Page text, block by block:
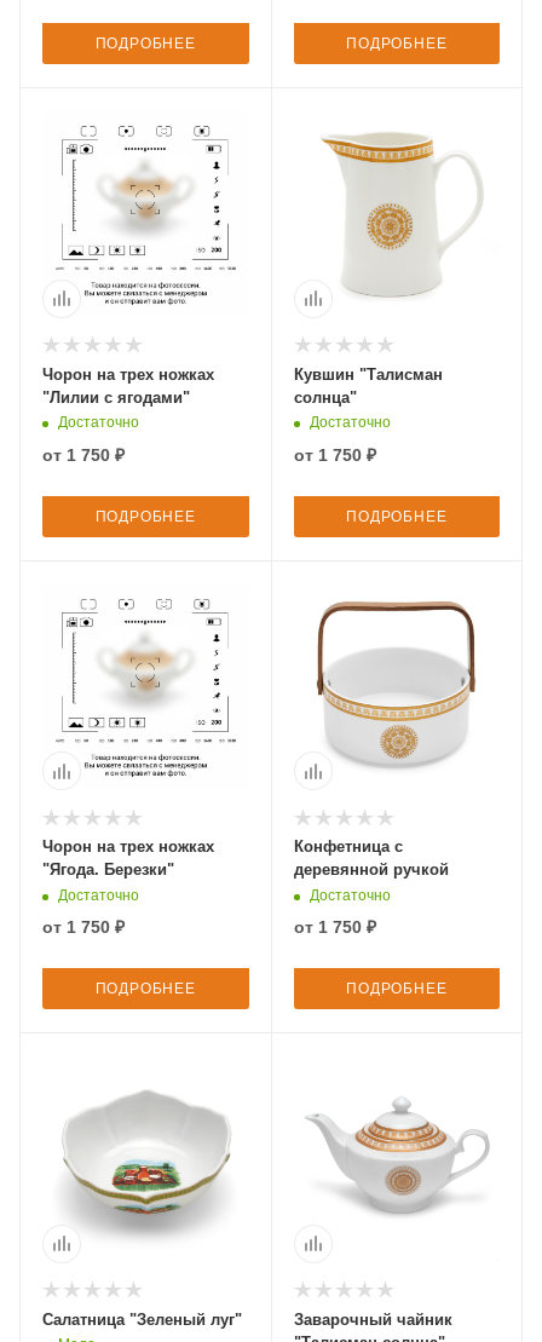
ПОДРОБНЕЕ ПОДРОБНЕЕ
Чорон на трех ножках
"Лилии с ягодами"
Достаточно
от 1 750 ₽
ПОДРОБНЕЕ
Кувшин "Талисман
солнца"
Достаточно
от 1 750 ₽
ПОДРОБНЕЕ
Чорон на трех ножках
"Ягода. Березки"
Достаточно
от 1 750 ₽
ПОДРОБНЕЕ
Конфетница с
деревянной ручкой
Достаточно
от 1 750 ₽
ПОДРОБНЕЕ
Салатница "Зеленый луг"
Заварочный чайник